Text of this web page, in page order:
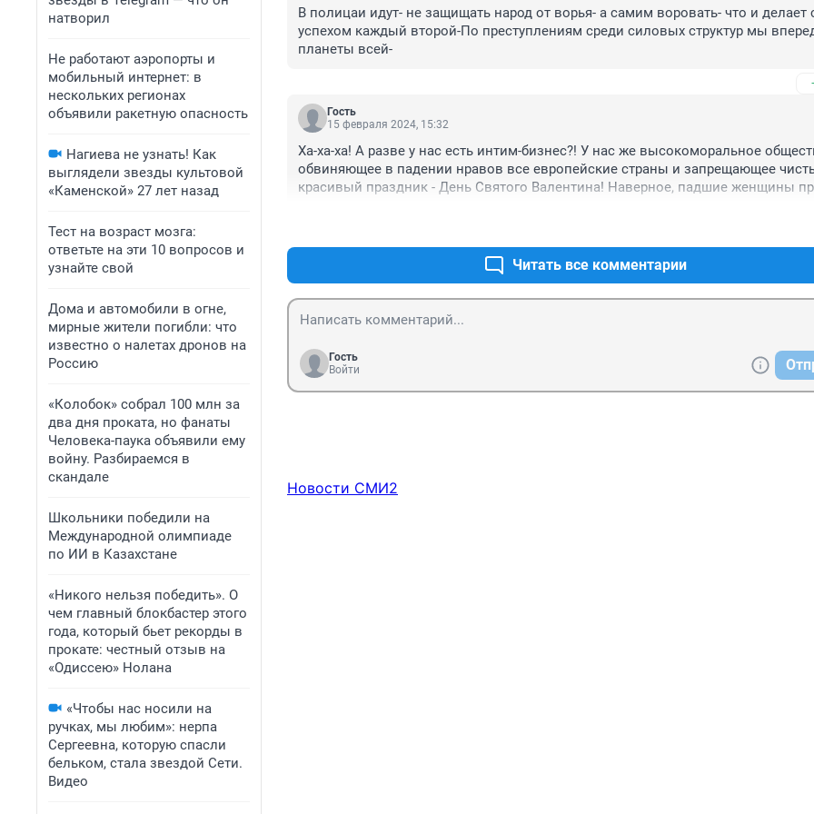
натворил
Не работают аэропорты и
мобильный интернет: в
нескольких регионах
объявили ракетную опасность
Нагиева не узнать! Как
выглядели звезды культовой
«Каменской» 27 лет назад
Тест на возраст мозга:
ответьте на эти 10 вопросов и
узнайте свой
Дома и автомобили в огне,
мирные жители погибли: что
известно о налетах дронов на
Россию
«Колобок» собрал 100 млн за
два дня проката, но фанаты
Человека-паука объявили ему
войну. Разбираемся в
скандале
Школьники победили на
Международной олимпиаде
по ИИ в Казахстане
«Никого нельзя победить». О
чем главный блокбастер этого
года, который бьет рекорды в
прокате: честный отзыв на
«Одиссею» Нолана
«Чтобы нас носили на
ручках, мы любим»: нерпа
Сергеевна, которую спасли
бельком, стала звездой Сети.
Видео
В полицаи идут- не защищать народ от ворья- а самим воровать- что и делает
успехом каждый второй-По преступлениям среди силовых структур мы
планеты всей-
Гость
15 февраля 2024, 15:32
Ха-ха-ха! А разве у нас есть интим-бизнес?! У нас же высокоморальное
обвиняющее в падении нравов все европейские страны и запрещающее
красивый праздник - День Святого Валентина! Наверное, падшие женщины
опустившимся женщинам собрать деньги на билет обратно в Европу и на
хоть какой-нибудь профессии? 😂😂😂
Читать все комментарии
Гость
Войти
Новости СМИ2